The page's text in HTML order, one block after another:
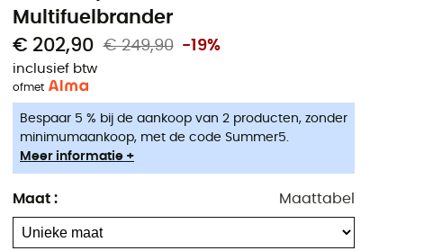
Multifuelbrander
€ 202,90 € 249,90 -19%
inclusief btw
ofmet
Bespaar 5 % bij de aankoop van 2 producten, zonder
minimumaankoop, met de code Summer5.
Meer informatie +
Maat : Maattabel